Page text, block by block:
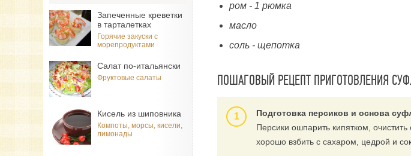
Запеченные креветки
в тарталетках
Горячие закуски с
морепродуктами
Салат по-итальянски
Фруктовые салаты
Кисель из шиповника
Компоты, морсы, кисели,
лимонады
ром - 1 рюмка
масло
соль - щепотка
ПОШАГОВЫЙ РЕЦЕПТ ПРИГОТОВЛЕНИЯ
Подготовка персиков и основа
Персики ошпарить кипятком, очистить
хорошо взбить с сахаром, цедрой и